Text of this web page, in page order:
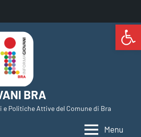
BRA
e Politiche Attive del Comune di Bra
Menu